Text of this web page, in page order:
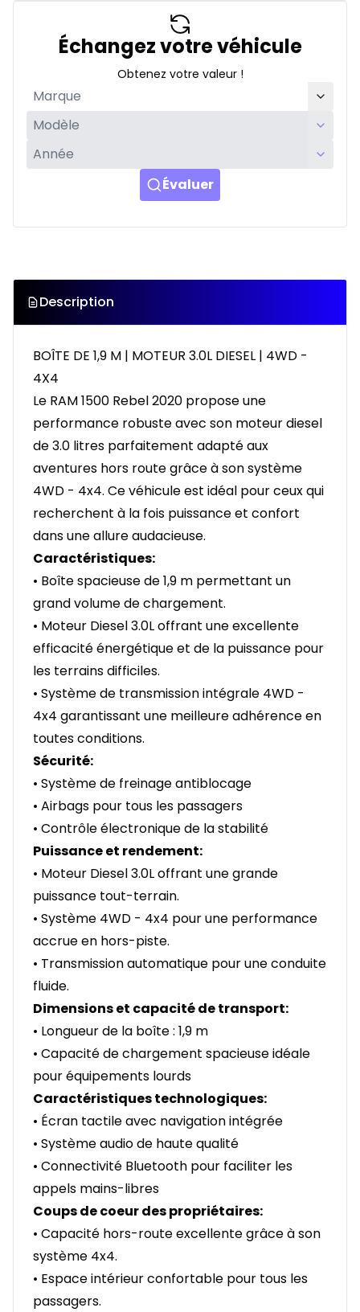
Échangez votre véhicule
Obtenez votre valeur !
Évaluer
Description
BOÎTE DE 1,9 M | MOTEUR 3.0L DIESEL | 4WD -
4X4
Le RAM 1500 Rebel 2020 propose une
performance robuste avec son moteur diesel
de 3.0 litres parfaitement adapté aux
aventures hors route grâce à son système
4WD - 4x4. Ce véhicule est idéal pour ceux qui
recherchent à la fois puissance et confort
dans une allure audacieuse.
Caractéristiques:
• Boîte spacieuse de 1,9 m permettant un
grand volume de chargement.
• Moteur Diesel 3.0L offrant une excellente
efficacité énergétique et de la puissance pour
les terrains difficiles.
• Système de transmission intégrale 4WD -
4x4 garantissant une meilleure adhérence en
toutes conditions.
Sécurité:
• Système de freinage antiblocage
• Airbags pour tous les passagers
• Contrôle électronique de la stabilité
Puissance et rendement:
• Moteur Diesel 3.0L offrant une grande
puissance tout-terrain.
• Système 4WD - 4x4 pour une performance
accrue en hors-piste.
• Transmission automatique pour une conduite
fluide.
Dimensions et capacité de transport:
• Longueur de la boîte : 1,9 m
• Capacité de chargement spacieuse idéale
pour équipements lourds
Caractéristiques technologiques:
• Écran tactile avec navigation intégrée
• Système audio de haute qualité
• Connectivité Bluetooth pour faciliter les
appels mains-libres
Coups de coeur des propriétaires:
• Capacité hors-route excellente grâce à son
système 4x4.
• Espace intérieur confortable pour tous les
passagers.